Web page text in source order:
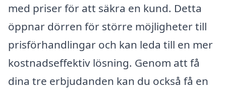
med priser för att säkra en kund. Detta
öppnar dörren för större möjligheter till
prisförhandlingar och kan leda till en mer
kostnadseffektiv lösning. Genom att få
dina tre erbjudanden kan du också få en